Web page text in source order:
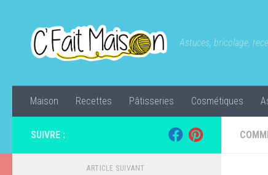
Astuces, bricolage,
Maison Recettes Pâtisseries Cosmétiques
SUIVRE :
ARTICLE SUIVANT